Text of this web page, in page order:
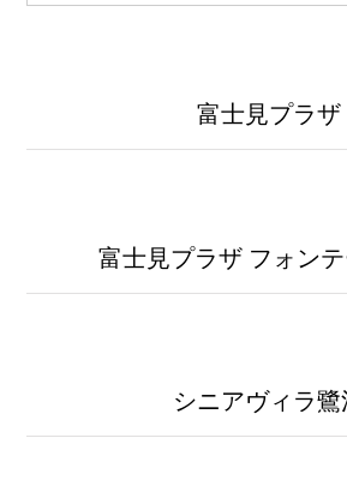
富士見プラザ
富士見プラザ フォン
シニアヴィラ鷺